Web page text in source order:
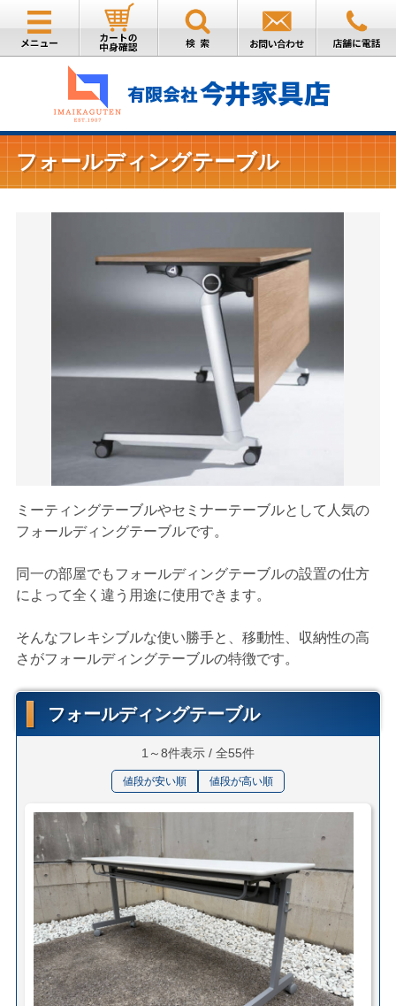
フォールディングテーブル
ミーティングテーブルやセミナーテーブルとして人気の
フォールディングテーブルです。
同一の部屋でもフォールディングテーブルの設置の仕方
によって全く違う用途に使用できます。
そんなフレキシブルな使い勝手と、移動性、収納性の高
さがフォールディングテーブルの特徴です。
フォールディングテーブル
1～8件表示 / 全55件
値段が安い順 値段が高い順